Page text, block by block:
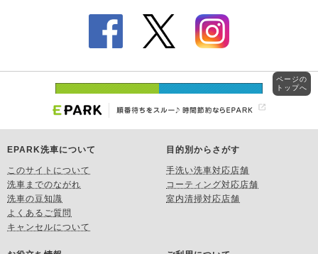
EPARK洗車について
このサイトについて
洗車までのながれ
洗車の豆知識
よくあるご質問
キャンセルについて
目的別からさがす
手洗い洗車対応店舗
コーティング対応店舗
室内清掃対応店舗
ページの
トップへ